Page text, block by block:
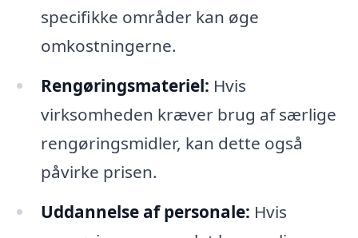
specifikke områder kan øge
omkostningerne.
Rengøringsmateriel: Hvis
virksomheden kræver brug af særlige
rengøringsmidler, kan dette også
påvirke prisen.
Uddannelse af personale: Hvis